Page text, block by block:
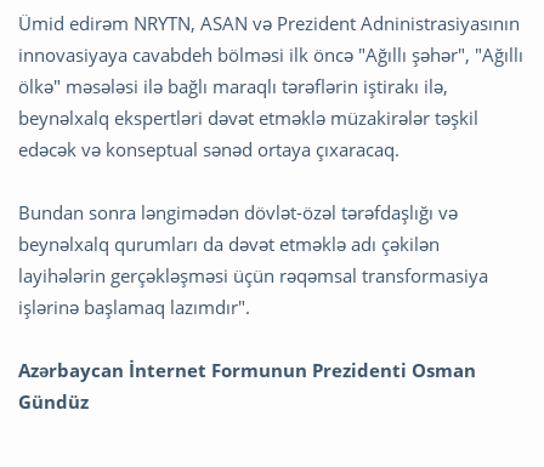
Ümid edirəm NRYTN, ASAN və Prezident Adninistrasiyasının
innovasiyaya cavabdeh bölməsi ilk öncə "Ağıllı şəhər", "Ağıllı
ölkə" məsələsi ilə bağlı maraqlı tərəflərin iştirakı ilə,
beynəlxalq ekspertləri dəvət etməklə müzakirələr təşkil
edəcək və konseptual sənəd ortaya çıxaracaq.
Bundan sonra ləngimədən dövlət-özəl tərəfdaşlığı və
beynəlxalq qurumları da dəvət etməklə adı çəkilən
layihələrin gerçəkləşməsi üçün rəqəmsal transformasiya
işlərinə başlamaq lazımdır".
Azərbaycan İnternet Formunun Prezidenti Osman
Gündüz